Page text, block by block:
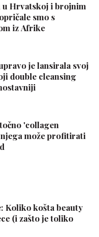
u Hrvatskoj i brojnim
smo s
iz Afrike
je lansirala svoj
double cleansing
'collagen
može profitirati
Koliko košta beauty
(i zašto je toliko